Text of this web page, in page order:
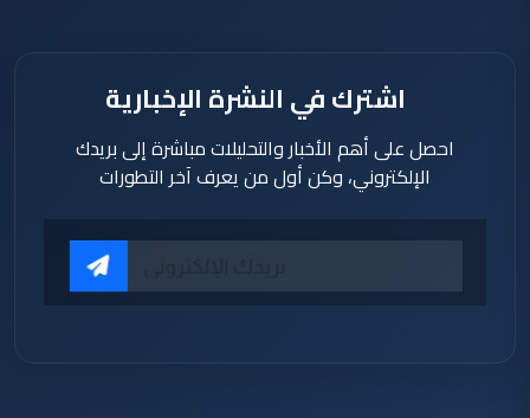
اشترك في النشرة الإخبارية
احصل على أهم الأخبار والتحليلات مباشرة إلى بريدك
الإلكتروني، وكن أول من يعرف آخر التطورات